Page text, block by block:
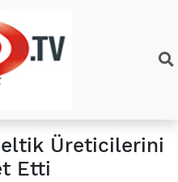
Üreticilerini
Etti